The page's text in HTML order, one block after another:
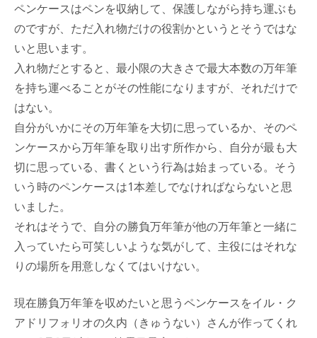
ペンケースはペンを収納して、保護しながら持ち運ぶも
のですが、ただ入れ物だけの役割かというとそうではな
いと思います。
入れ物だとすると、最小限の大きさで最大本数の万年筆
を持ち運べることがその性能になりますが、それだけで
はない。
自分がいかにその万年筆を大切に思っているか、そのペ
ンケースから万年筆を取り出す所作から、自分が最も大
切に思っている、書くという行為は始まっている。そう
いう時のペンケースは1本差しでなければならないと思
いました。
それはそうで、自分の勝負万年筆が他の万年筆と一緒に
入っていたら可笑しいような気がして、主役にはそれな
りの場所を用意しなくてはいけない。
現在勝負万年筆を収めたいと思うペンケースをイル・ク
アドリフォリオの久内（きゅうない）さんが作ってくれ